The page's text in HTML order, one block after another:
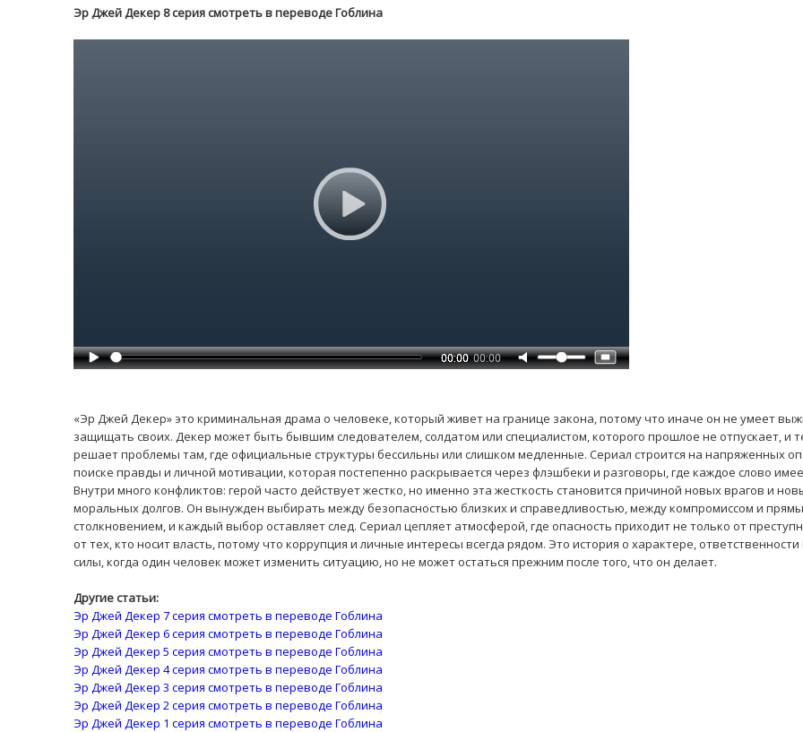
Эр Джей Декер 8 серия смотреть в переводе Гоблина
«Эр Джей Декер» это криминальная драма о человеке, который живет на границе закона, потому что иначе он не умеет
защищать своих. Декер может быть бывшим следователем, солдатом или специалистом, которого прошлое не отпускает, и
решает проблемы там, где официальные структуры бессильны или слишком медленные. Сериал строится на напряженных
поиске правды и личной мотивации, которая постепенно раскрывается через флэшбеки и разговоры, где каждое слово
Внутри много конфликтов: герой часто действует жестко, но именно эта жесткость становится причиной новых врагов и
моральных долгов. Он вынужден выбирать между безопасностью близких и справедливостью, между компромиссом и
столкновением, и каждый выбор оставляет след. Сериал цепляет атмосферой, где опасность приходит не только от
от тех, кто носит власть, потому что коррупция и личные интересы всегда рядом. Это история о характере, ответственности
силы, когда один человек может изменить ситуацию, но не может остаться прежним после того, что он делает.
Другие статьи:
Эр Джей Декер 7 серия смотреть в переводе Гоблина
Эр Джей Декер 6 серия смотреть в переводе Гоблина
Эр Джей Декер 5 серия смотреть в переводе Гоблина
Эр Джей Декер 4 серия смотреть в переводе Гоблина
Эр Джей Декер 3 серия смотреть в переводе Гоблина
Эр Джей Декер 2 серия смотреть в переводе Гоблина
Эр Джей Декер 1 серия смотреть в переводе Гоблина